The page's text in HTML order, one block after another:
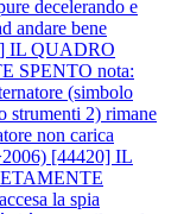
decelerando e
andare bene
IL QUADRO
SPENTO nota:
(simbolo
strumenti 2) rimane
non carica
[44420] IL
la spia